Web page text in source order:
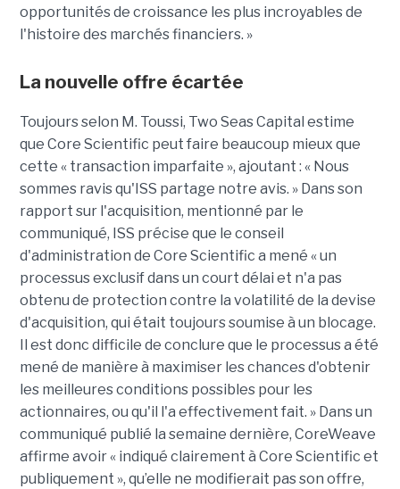
opportunités de croissance les plus incroyables de
l'histoire des marchés financiers. »
La nouvelle offre écartée
Toujours selon M. Toussi, Two SeasCapital estime
que Core Scientific peut faire beaucoup mieux que
cette « transaction imparfaite », ajoutant : « Nous
sommes ravis qu'ISS partage notre avis. » Dans son
rapport sur l'acquisition, mentionné par le
communiqué, ISS précise que le conseil
d'administration de Core Scientific a mené « un
processus exclusif dans un court délai et n'a pas
obtenu de protection contre la volatilité de la devise
d'acquisition, qui était toujours soumise à un blocage.
Il est donc difficile de conclure que le processus a été
mené de manière à maximiser les chances d'obtenir
les meilleures conditions possibles pour les
actionnaires, ou qu'il l'a effectivement fait. » Dans un
communiqué publié la semaine dernière, CoreWeave
affirme avoir « indiqué clairement à Core Scientific et
publiquement », qu’elle ne modifierait passon offre,